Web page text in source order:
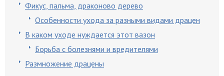
Фикус, пальма, драконово дерево
Особенности ухода за разными видами драцен
В каком уходе нуждается этот вазон
Борьба с болезнями и вредителями
Размножение драцены